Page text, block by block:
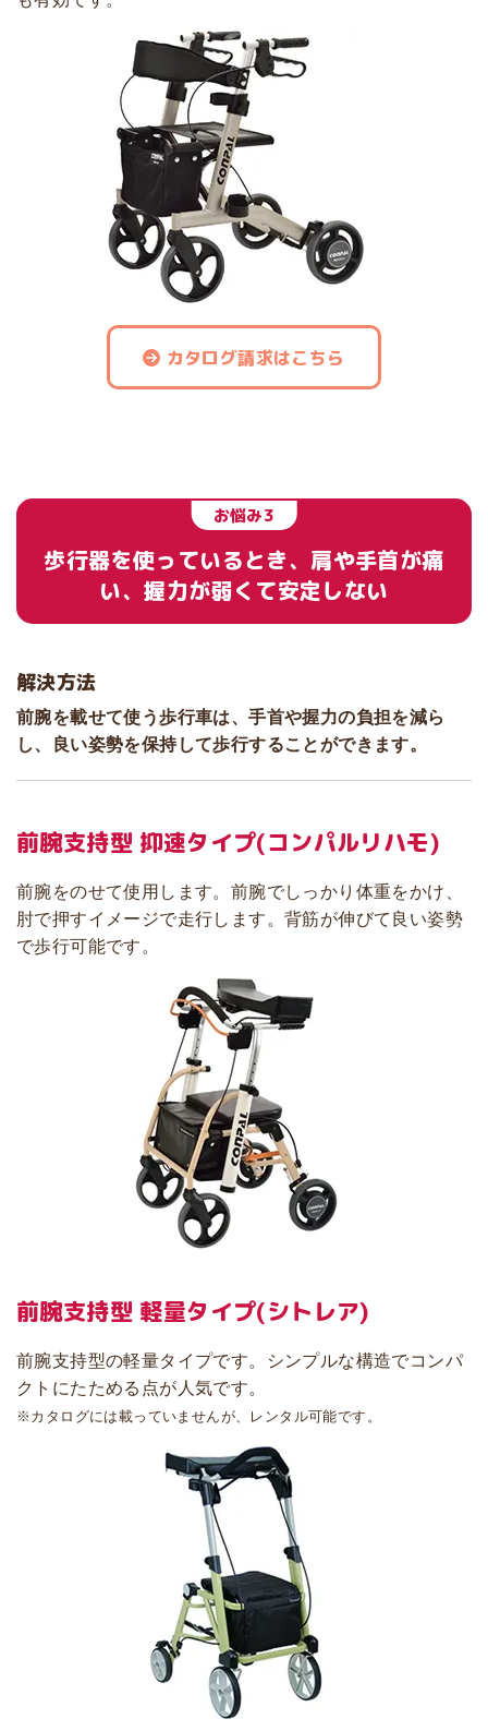
カタログ請求はこちら
お悩み3
歩行器を使っているとき、肩や手首が痛
い、握力が弱くて安定しない
解決方法
前腕を載せて使う歩行車は、手首や握力の負担を減ら
し、良い姿勢を保持して歩行することができます。
前腕支持型 抑速タイプ(コンパルリハモ)
前腕をのせて使用します。前腕でしっかり体重をかけ、
肘で押すイメージで走行します。背筋が伸びて良い姿勢
で歩行可能です。
前腕支持型 軽量タイプ(シトレア)
前腕支持型の軽量タイプです。シンプルな構造でコンパ
クトにたためる点が人気です。
※カタログには載っていませんが、レンタル可能です。